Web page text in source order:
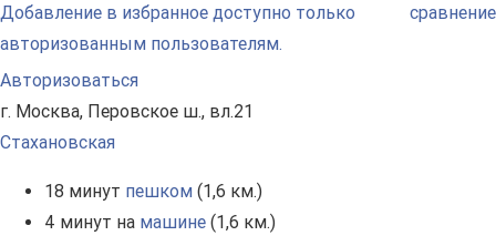
Добавление в избранное доступно только
авторизованным пользователям.
Авторизоваться
сравнение
г. Москва, Перовское ш., вл.21
Стахановская
18 минут пешком (1,6 км.)
4 минут на машине (1,6 км.)